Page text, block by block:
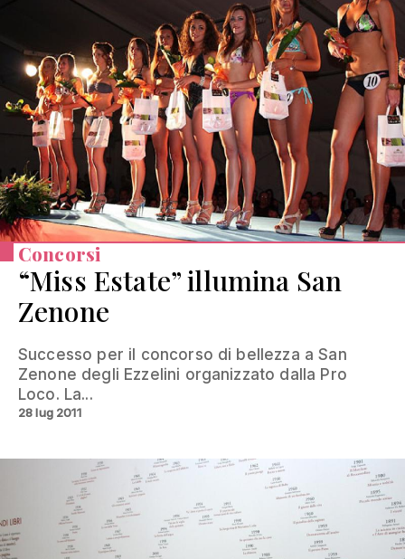
Concorsi
“Miss Estate” illumina San
Zenone
Successo per il concorso di bellezza a San
Zenone degli Ezzelini organizzato dalla Pro
Loco. La...
28 lug 2011